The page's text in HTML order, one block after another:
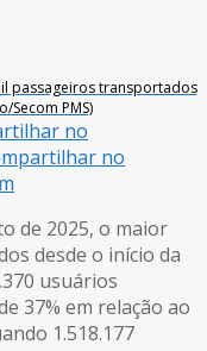
passageiros transportados
Secom PMS)
no
no
de 2025, o maior
desde o início da
usuários
37% em relação ao
1.518.177